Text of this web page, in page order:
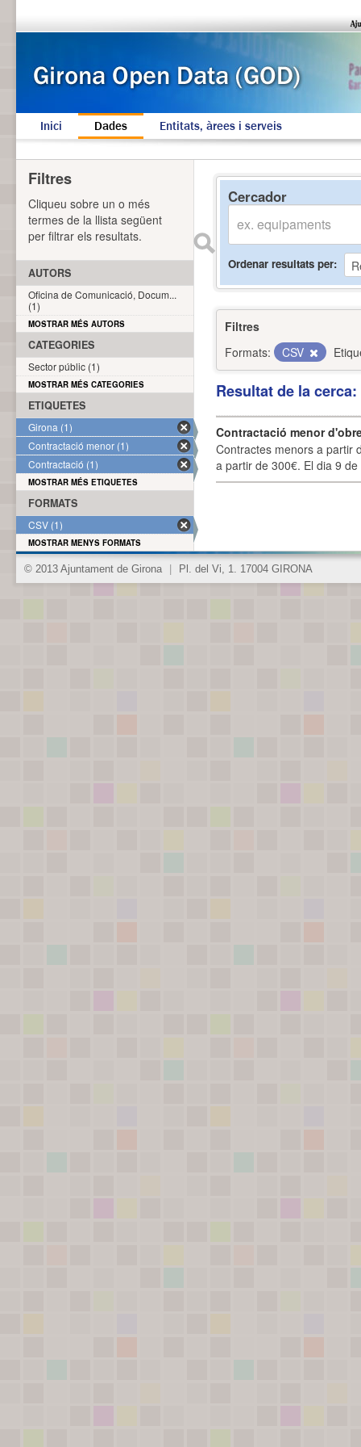
Inici Dades Entitats, àrees i serveis
Cercador
Ordenar resultats per
Filtres
Formats:
CSV
Resultat de la
Contractació menor
Contractes menors a partir
a partir de 300€. El dia 9
Filtres
Cliqueu sobre un o més
termes de la llista següent
per filtrar els resultats.
AUTORS
Oficina de Comunicació, Docum...
(1)
MOSTRAR MÉS AUTORS
CATEGORIES
Sector públic (1)
MOSTRAR MÉS CATEGORIES
ETIQUETES
Girona (1)
Contractació menor (1)
Contractació (1)
MOSTRAR MÉS ETIQUETES
FORMATS
CSV (1)
MOSTRAR MENYS FORMATS
© 2013 Ajuntament de Girona Pl. del Vi, 1. 17004 GIRONA